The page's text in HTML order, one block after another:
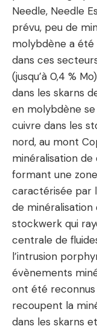
Needle, Needle
prévu, peu de
molybdène a
dans ces
(jusqu’à 0,4 %
dans les skarns
en molybdène
cuivre dans les
nord, au mont
minéralisation
formant une
caractérisée par
de
stockwerk qui
centrale de
l’intrusion
évènements
ont été
recoupent la
dans les skarns